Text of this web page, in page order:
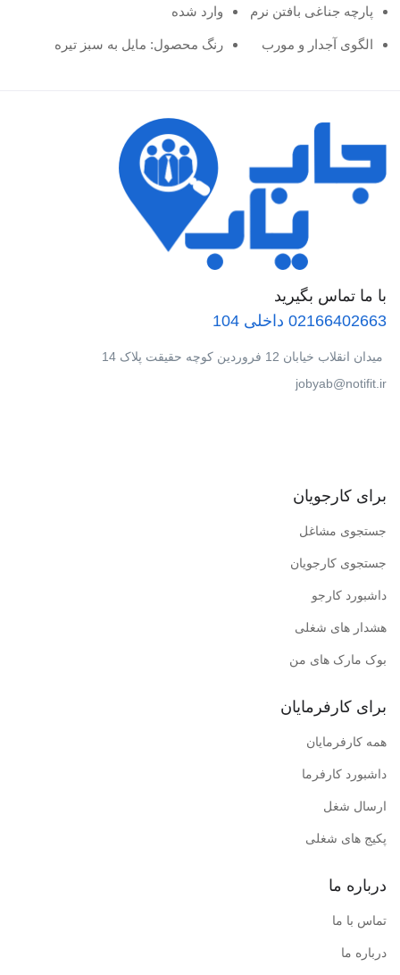
پارچه جناغی بافتن نرم
الگوی آجدار و مورب
وارد شده
رنگ محصول: مایل به سبز تیره
با ما تماس بگیرید
02166402663 داخلی 104
jobyab@notifit.ir
برای کارجویان
جستجوی مشاغل
جستجوی کارجویان
داشبورد کارجو
هشدار های شغلی
بوک مارک های من
برای کارفرمایان
همه کارفرمایان
داشبورد کارفرما
ارسال شغل
پکیج های شغلی
درباره ما
تماس با ما
درباره ما